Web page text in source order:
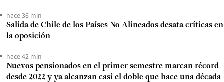
hace 36 min
Salida de Chile de los Países No Alineados desata críticas en
la oposición
hace 42 min
Nuevos pensionados en el primer semestre marcan récord
desde 2022 y ya alcanzan casi el doble que hace una década